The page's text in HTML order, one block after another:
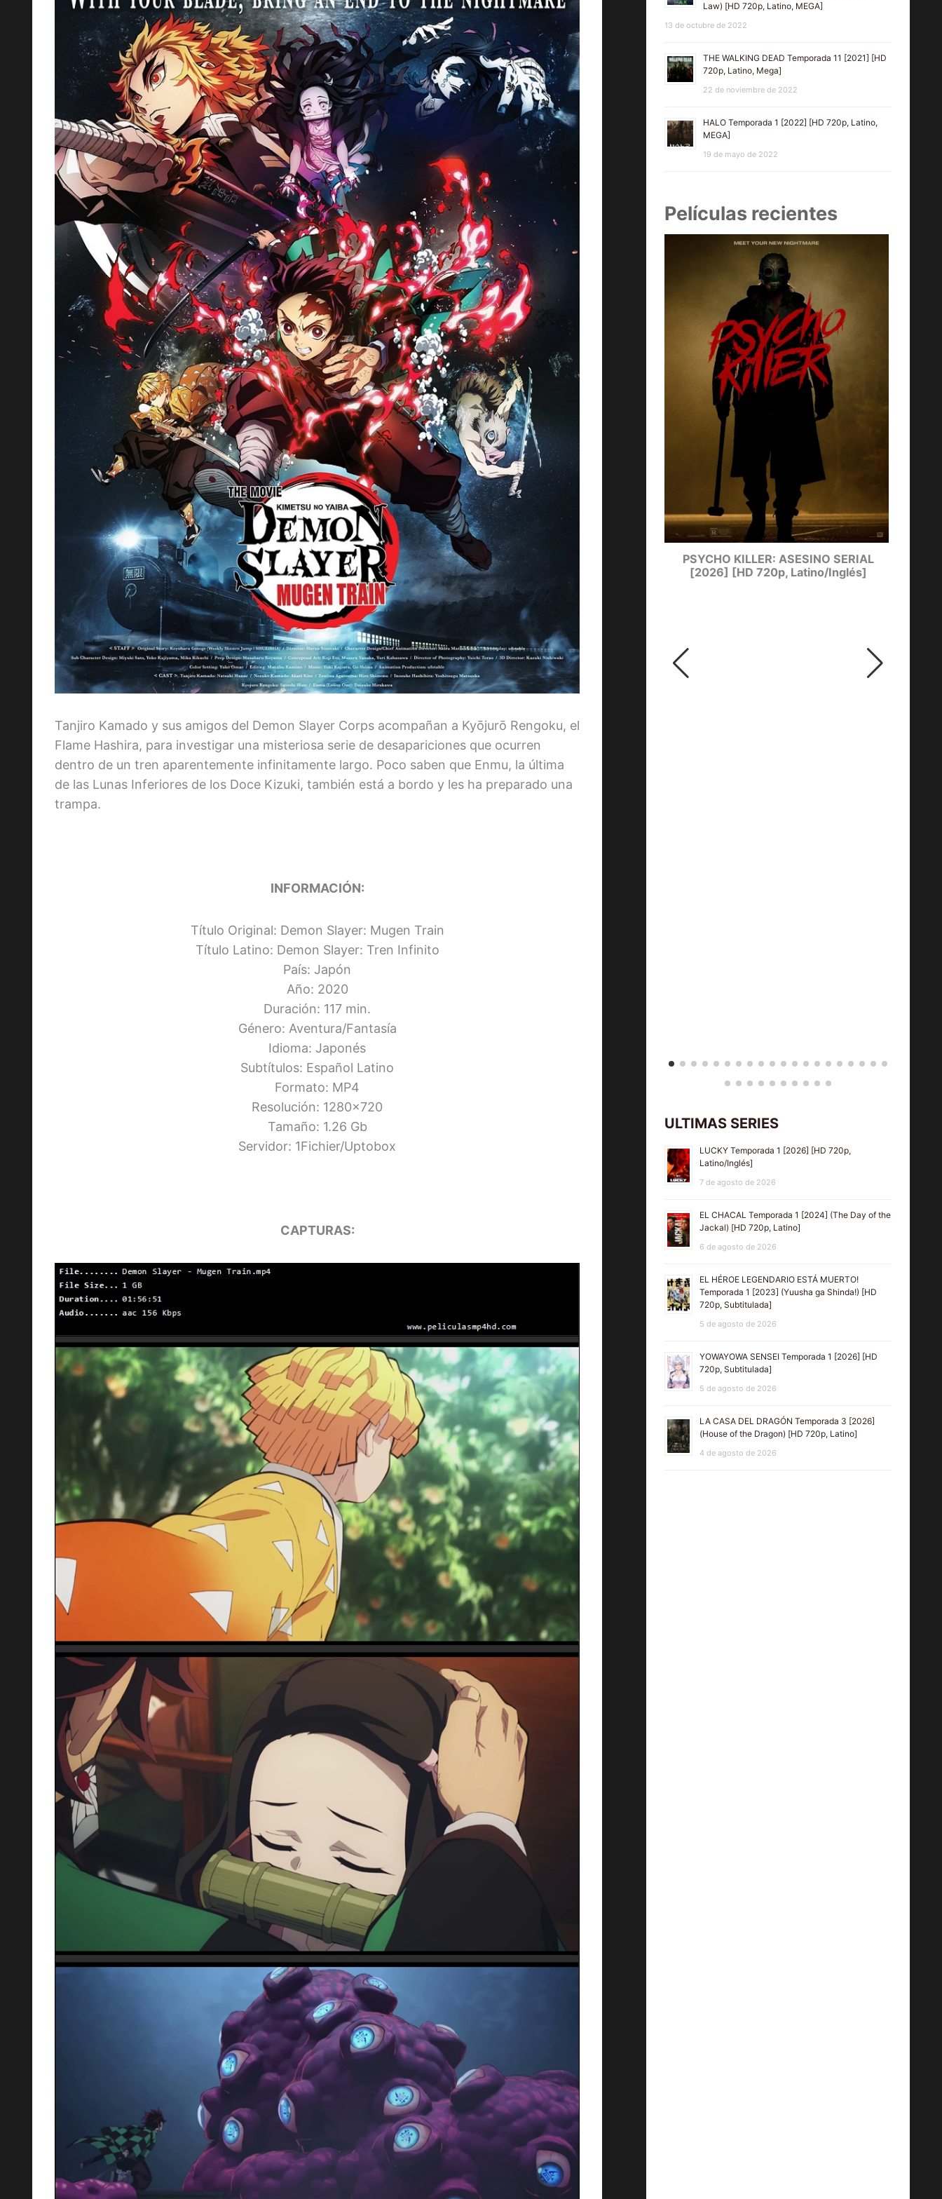
Tanjiro Kamado y sus amigos del Demon Slayer Corps acompañan a Kyōjurō Rengoku, el
Flame Hashira, para investigar una misteriosa serie de desapariciones que ocurren
dentro de un tren aparentemente infinitamente largo. Poco saben que Enmu, la última
de las Lunas Inferiores de los Doce Kizuki, también está a bordo y les ha preparado una
trampa.
INFORMACIÓN:
Título Original: Demon Slayer: Mugen Train
Título Latino: Demon Slayer: Tren Infinito
País: Japón
Año: 2020
Duración: 117 min.
Género: Aventura/Fantasía
Idioma: Japonés
Subtítulos: Español Latino
Formato: MP4
Resolución: 1280×720
Tamaño: 1.26 Gb
Servidor: 1Fichier/Uptobox
CAPTURAS:
Law) [HD 720p, Latino, MEGA]
13 de octubre de 2022
THE WALKING DEAD Temporada 11 [2021] [HD
720p, Latino, Mega]
22 de noviembre de 2022
HALO Temporada 1 [2022] [HD 720p, Latino,
MEGA]
19 de mayo de 2022
Películas recientes
AMOS DEL UNIVERSO [2026] (Masters
of the Universe) [HD 720p,
Latino/Inglés]
PSYCHO KILLER: ASESINO SERIAL
[2026] [HD 720p, Latino/Inglés]
ULTIMAS SERIES
LUCKY Temporada 1 [2026] [HD 720p,
Latino/Inglés]
7 de agosto de 2026
EL CHACAL Temporada 1 [2024] (The Day of the
Jackal) [HD 720p, Latino]
6 de agosto de 2026
EL HÉROE LEGENDARIO ESTÁ MUERTO!
Temporada 1 [2023] (Yuusha ga Shinda!) [HD
720p, Subtitulada]
5 de agosto de 2026
YOWAYOWA SENSEI Temporada 1 [2026] [HD
720p, Subtitulada]
5 de agosto de 2026
LA CASA DEL DRAGÓN Temporada 3 [2026]
(House of the Dragon) [HD 720p, Latino]
4 de agosto de 2026